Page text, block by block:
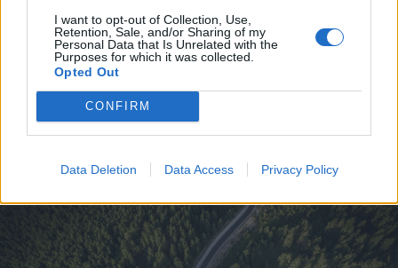
I want to opt-out of Collection, Use,
Retention, Sale, and/or Sharing of my
Personal Data that Is Unrelated with the
Purposes for which it was collected.
Opted Out
CONFIRM
Data Deletion Data Access Privacy Policy
2026. augusztus 05., szerda
Kedden választhatják meg
Magyarország új köztársasági
elnökét